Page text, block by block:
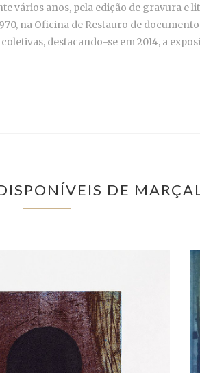
vários anos, pela edição de gravura e
na Oficina de Restauro de
destacando-se em 2014, a
DE